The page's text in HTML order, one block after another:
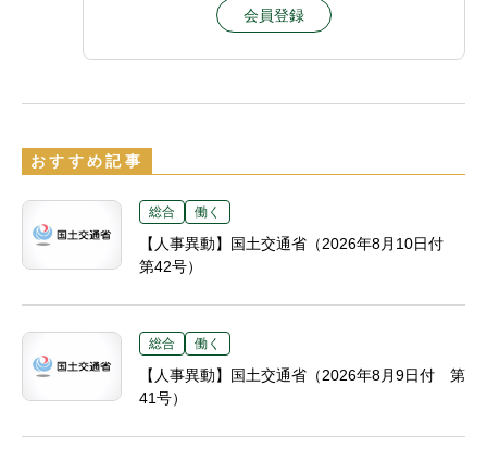
会員登録
おすすめ記事
総合 働く
【人事異動】国土交通省（2026年8月10日付
第42号）
総合 働く
【人事異動】国土交通省（2026年8月9日付 第
41号）